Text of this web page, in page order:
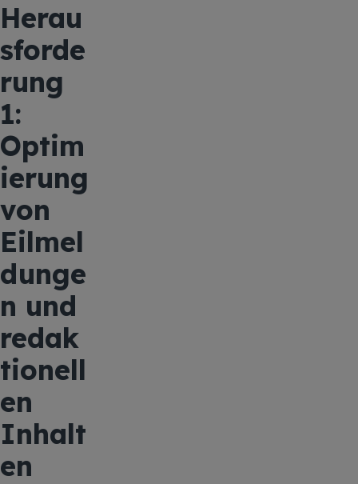
Herau
sforde
rung
1:
Optim
ierung
von
Eilmel
dunge
n und
redak
tionell
en
Inhalt
en